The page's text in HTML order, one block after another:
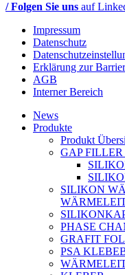
/ Folgen Sie uns auf
Impressum
Datenschutz
Erklärung zur
AGB
Interner Bereich
News
Produkte
Produkt
GAP
SILIKON
PHASE
GRAFIT
PSA